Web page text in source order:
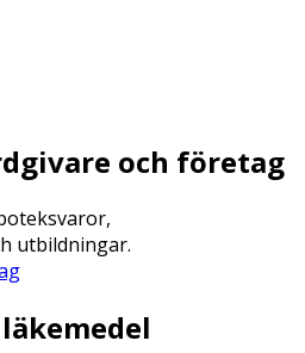
och företag
utbildningar.